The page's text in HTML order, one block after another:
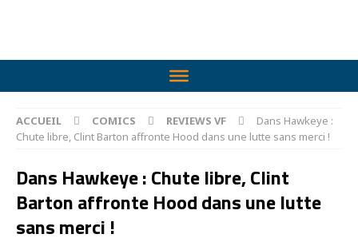
ACCUEIL COMICS REVIEWS VF
Dans Hawkeye :
Chute libre, Clint Barton affronte Hood dans une lutte sans merci !
Dans Hawkeye : Chute libre, Clint
Barton affronte Hood dans une lutte
sans merci !